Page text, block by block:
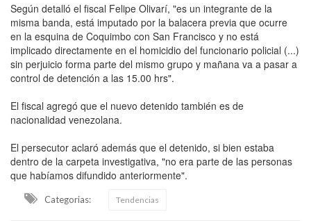
Según detalló el fiscal Felipe Olivarí, "es un integrante de la
misma banda, está imputado por la balacera previa que ocurre
en la esquina de Coquimbo con San Francisco y no está
implicado directamente en el homicidio del funcionario policial (...)
sin perjuicio forma parte del mismo grupo y mañana va a pasar a
control de detención a las 15.00 hrs".
El fiscal agregó que el nuevo detenido también es de
nacionalidad venezolana.
El persecutor aclaró además que el detenido, si bien estaba
dentro de la carpeta investigativa, "no era parte de las personas
que habíamos difundido anteriormente".
Categorias: Tendencias